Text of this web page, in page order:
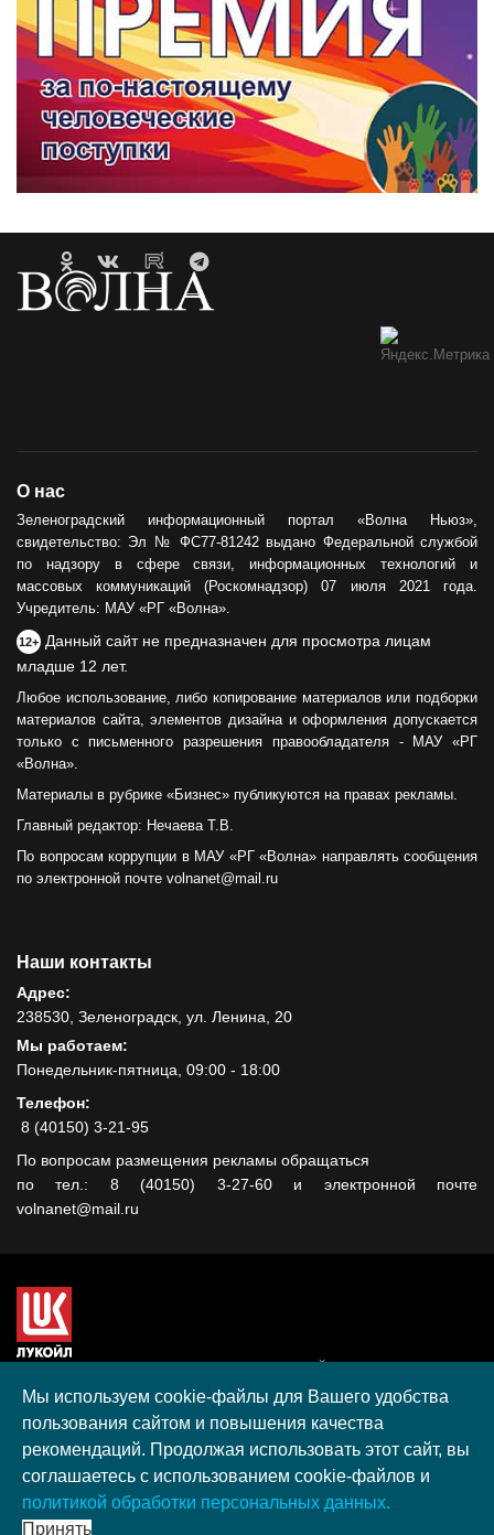
О нас
Зеленоградский информационный портал «Волна Ньюз»,
свидетельство: Эл № ФС77-81242 выдано Федеральной службой
по надзору в сфере связи, информационных технологий и
массовых коммуникаций (Роскомнадзор) 07 июля 2021 года.
Учредитель: МАУ «РГ «Волна».
12+ Данный сайт не предназначен для просмотра лицам
младше 12 лет.
Любое использование, либо копирование материалов или подборки
материалов сайта, элементов дизайна и оформления допускается
только с письменного разрешения правообладателя - МАУ «РГ
«Волна».
Материалы в рубрике «Бизнес» публикуются на правах рекламы.
Главный редактор: Нечаева Т.В.
По вопросам коррупции в МАУ «РГ «Волна» направлять сообщения
по электронной почте volnanet@mail.ru
Наши контакты
Адрес:
238530, Зеленоградск, ул. Ленина, 20
Мы работаем:
Понедельник-пятница, 09:00 - 18:00
Телефон:
8 (40150) 3-21-95
По вопросам размещения рекламы обращаться
по тел.: 8 (40150) 3-27-60 и электронной почте
volnanet@mail.ru
гранта, полученного в рамках XIII Конкурса социальных и
культурных проектов ПАО "ЛУКОЙЛ" на территории
Калининградской области в 2020 году
Согласие на обработку персональных данных
Разработка, поддержка и продвижение S-Media group
© 2026 МАУ «Редакция общественно-политической газеты
Мы используем cookie-файлы для Вашего удобства
пользования сайтом и повышения качества
рекомендаций. Продолжая использовать этот сайт, вы
соглашаетесь с использованием cookie-файлов и
политикой обработки персональных данных.
Принять